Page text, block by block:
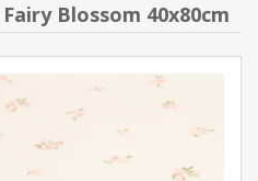
Blossom 40x80cm